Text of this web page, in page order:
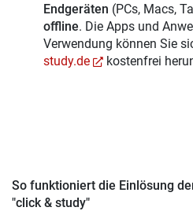
Endgeräten (PCs, Macs,
offline. Die Apps und
Verwendung können Sie
study.de
kostenfrei
So funktioniert die Einlösung
"click & study"